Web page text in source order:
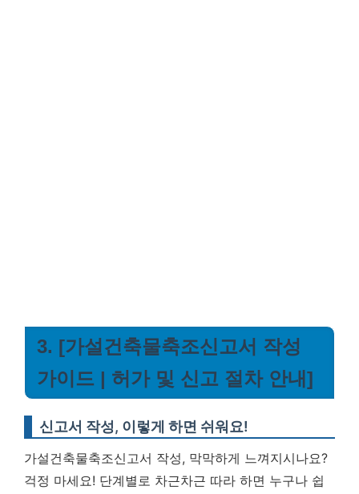
3. [가설건축물축조신고서 작성
가이드 | 허가 및 신고 절차 안내]
신고서 작성, 이렇게 하면 쉬워요!
가설건축물축조신고서 작성, 막막하게 느껴지시나요?
걱정 마세요! 단계별로 차근차근 따라 하면 누구나 쉽